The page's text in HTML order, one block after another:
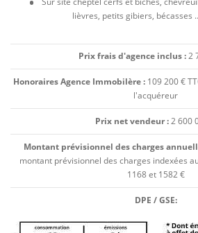
lièvres, petits gibiers, bécasses
Prix frais d'agence inclus :2
Honoraires Agence Immobilère :109 200 €
l'acquéreur
Prix net vendeur :2 600
Montant prévisionnel des charges
montant prévisionnel des charges indexées
1168 et 1582 €
DPE / GSE: